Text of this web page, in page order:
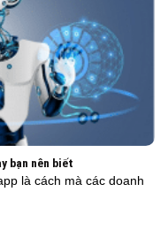
bạn nên biết
là cách mà các doanh